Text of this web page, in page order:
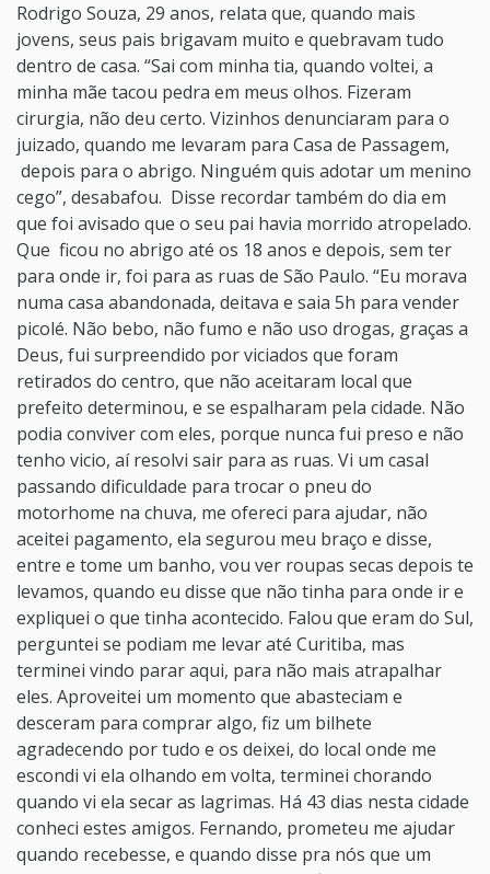
Rodrigo Souza, 29 anos, relata que, quando mais
jovens, seus pais brigavam muito e quebravam tudo
dentro de casa. “Sai com minha tia, quando voltei, a
minha mãe tacou pedra em meus olhos. Fizeram
cirurgia, não deu certo. Vizinhos denunciaram para o
juizado, quando me levaram para Casa de Passagem,
depois para o abrigo. Ninguém quis adotar um menino
cego”, desabafou. Disse recordar também do dia em
que foi avisado que o seu pai havia morrido atropelado.
Que ficou no abrigo até os 18 anos e depois, sem ter
para onde ir, foi para as ruas de São Paulo. “Eu morava
numa casa abandonada, deitava e saia 5h para vender
picolé. Não bebo, não fumo e não uso drogas, graças a
Deus, fui surpreendido por viciados que foram
retirados do centro, que não aceitaram local que
prefeito determinou, e se espalharam pela cidade. Não
podia conviver com eles, porque nunca fui preso e não
tenho vicio, aí resolvi sair para as ruas. Vi um casal
passando dificuldade para trocar o pneu do
motorhome na chuva, me ofereci para ajudar, não
aceitei pagamento, ela segurou meu braço e disse,
entre e tome um banho, vou ver roupas secas depois te
levamos, quando eu disse que não tinha para onde ir e
expliquei o que tinha acontecido. Falou que eram do Sul,
perguntei se podiam me levar até Curitiba, mas
terminei vindo parar aqui, para não mais atrapalhar
eles. Aproveitei um momento que abasteciam e
desceram para comprar algo, fiz um bilhete
agradecendo por tudo e os deixei, do local onde me
escondi vi ela olhando em volta, terminei chorando
quando vi ela secar as lagrimas. Há 43 dias nesta cidade
conheci estes amigos. Fernando, prometeu me ajudar
quando recebesse, e quando disse pra nós que um